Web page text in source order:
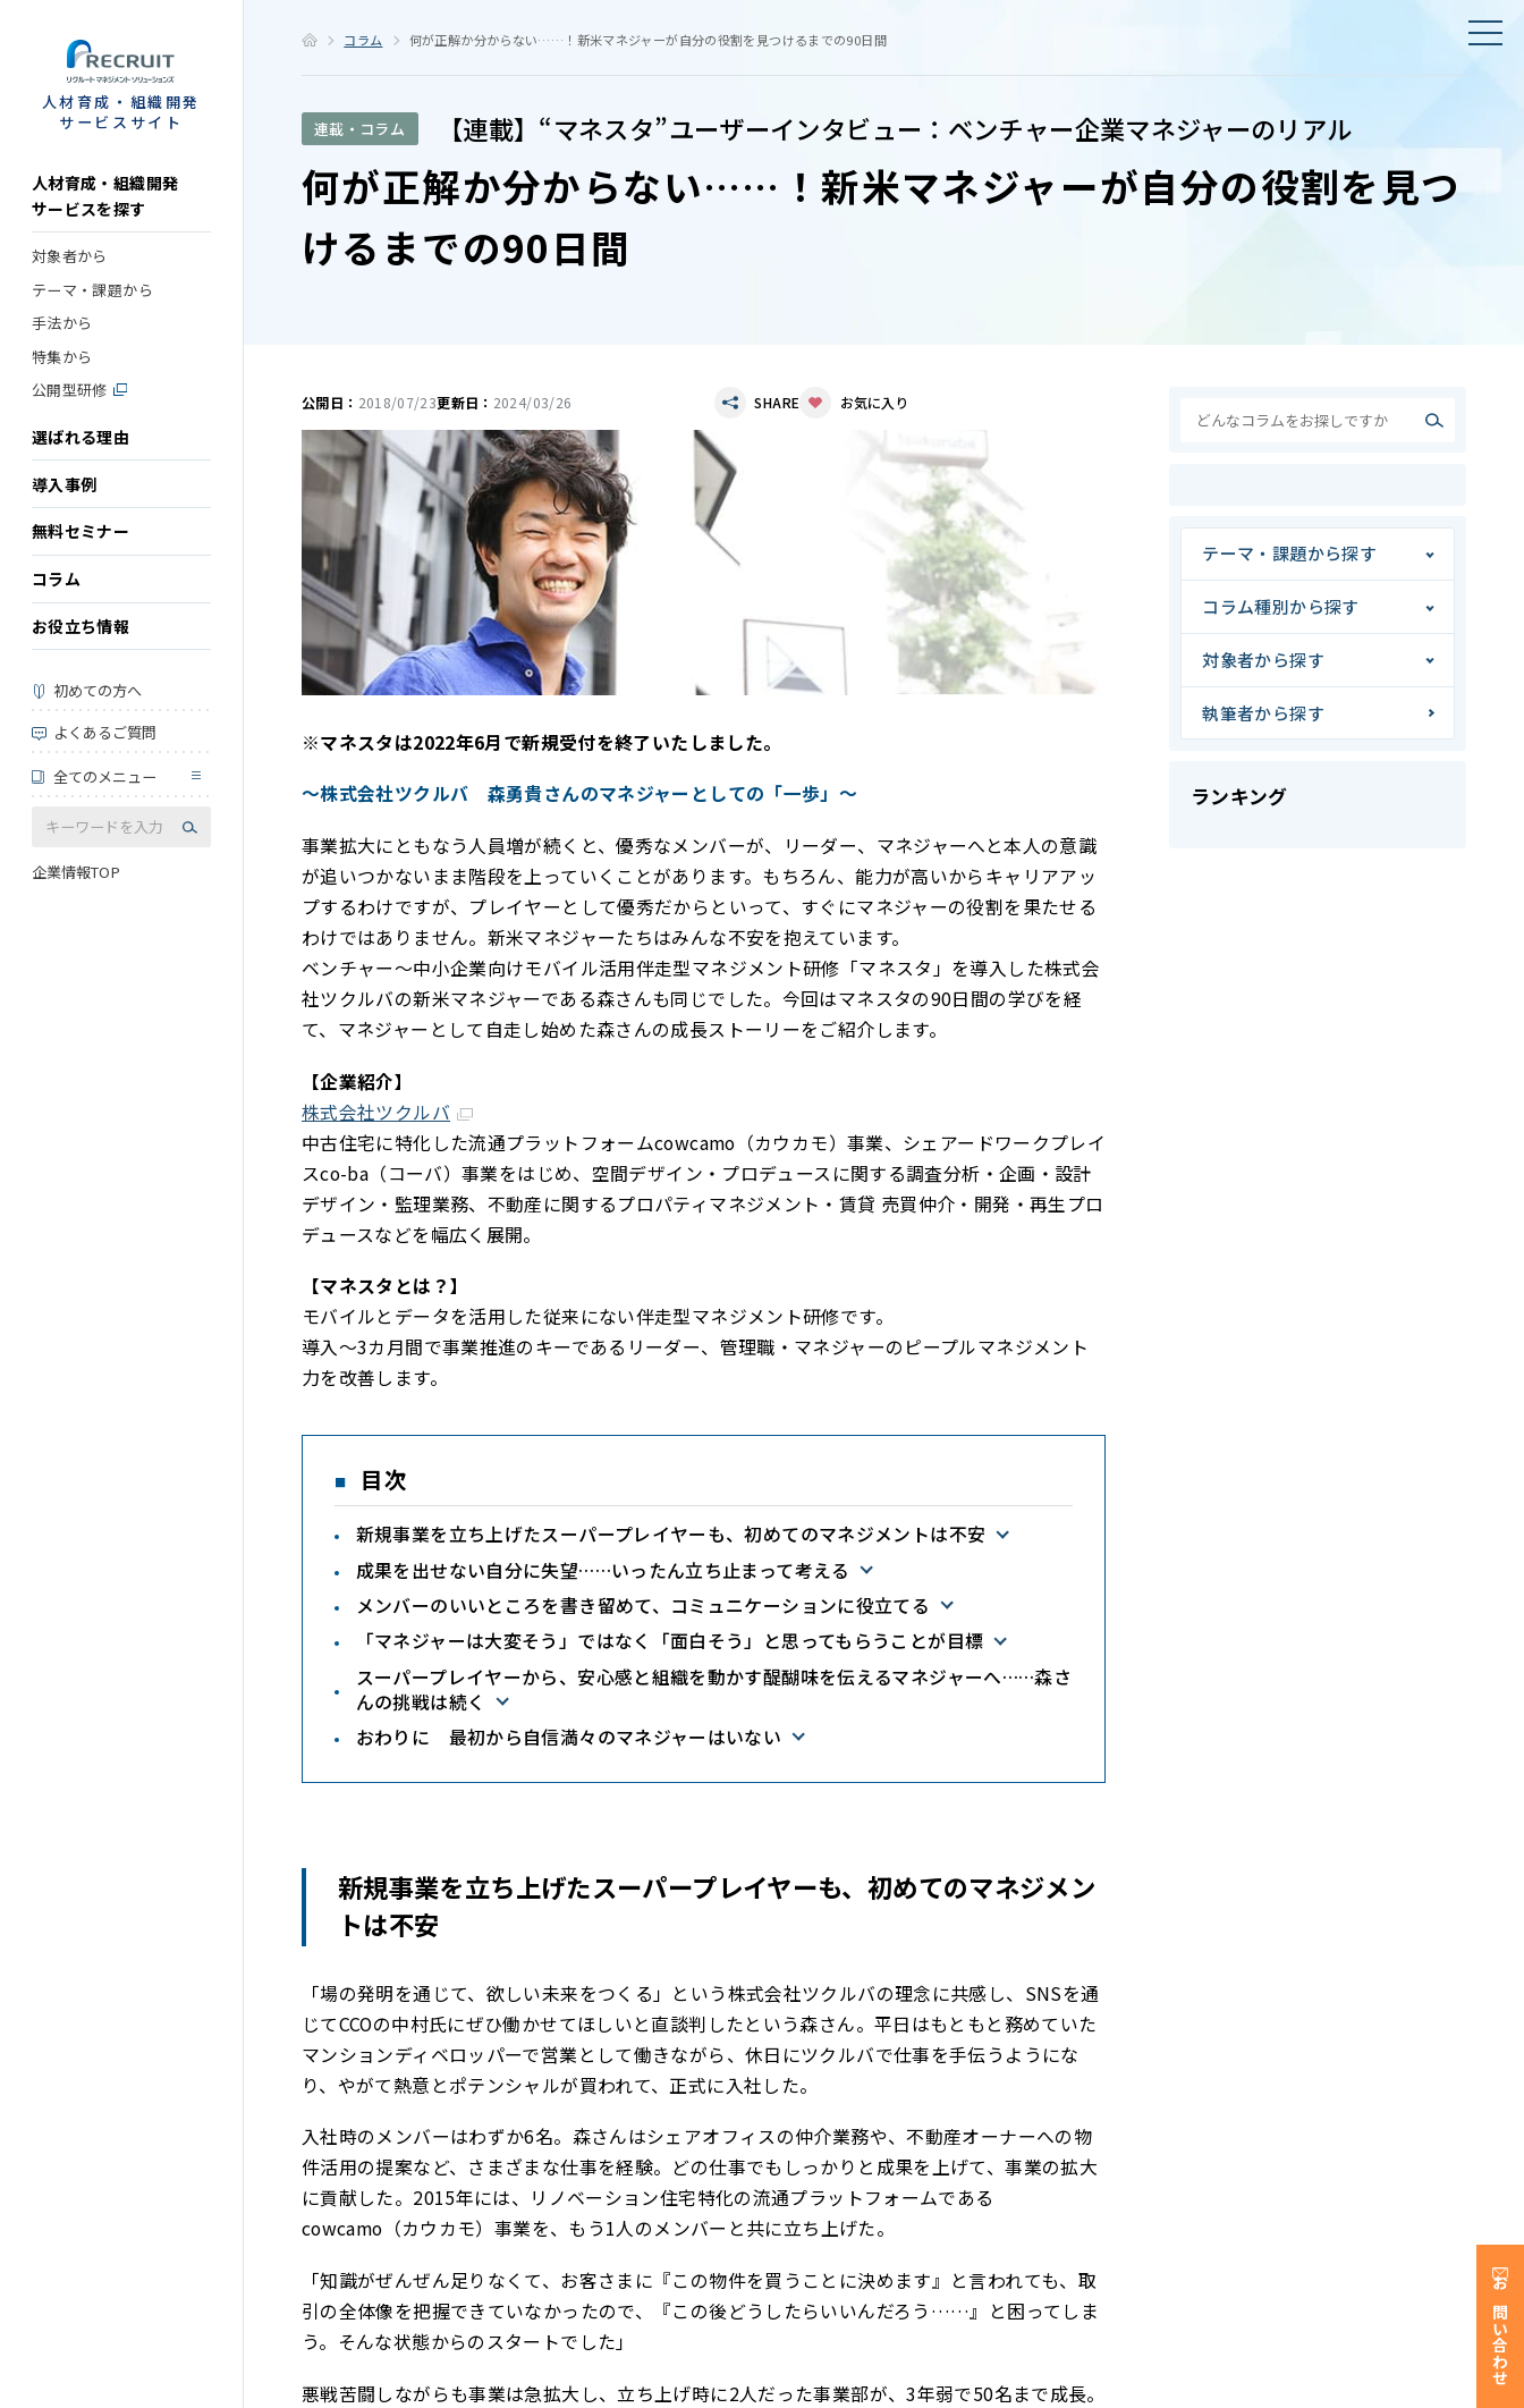
人材育成・組織開発
サービスサイト
人材育成・組織開発
サービスを探す
対象者から
テーマ・課題から
手法から
特集から
公開型研修
選ばれる理由
導入事例
無料セミナー
コラム
お役立ち情報
初めての方へ
よくあるご質問
全てのメニュー
企業情報TOP
コラム 何が正解か分からない……！新米マネジャーが自分の役割を見つけるまでの90日間
連載・コラム 【連載】“マネスタ”ユーザーインタビュー：ベンチャー企業マネジャーのリアル
何が正解か分からない……！新米マネジャーが自分の役割を見つ
けるまでの90日間
公開日： 2018/07/23更新日： 2024/03/26 SHARE お気に入り
※マネスタは2022年6月で新規受付を終了いたしました。
～株式会社ツクルバ 森勇貴さんのマネジャーとしての「一歩」～
事業拡大にともなう人員増が続くと、優秀なメンバーが、リーダー、マネジャーへと本人の意識
が追いつかないまま階段を上っていくことがあります。もちろん、能力が高いからキャリアアッ
プするわけですが、プレイヤーとして優秀だからといって、すぐにマネジャーの役割を果たせる
わけではありません。新米マネジャーたちはみんな不安を抱えています。
ベンチャー～中小企業向けモバイル活用伴走型マネジメント研修「マネスタ」を導入した株式会
社ツクルバの新米マネジャーである森さんも同じでした。今回はマネスタの90日間の学びを経
て、マネジャーとして自走し始めた森さんの成長ストーリーをご紹介します。
【企業紹介】
株式会社ツクルバ
中古住宅に特化した流通プラットフォームcowcamo（カウカモ）事業、シェアードワークプレイ
スco-ba（コーバ）事業をはじめ、空間デザイン・プロデュースに関する調査分析・企画・設計
デザイン・監理業務、不動産に関するプロパティマネジメント・賃貸 売買仲介・開発・再生プロ
デュースなどを幅広く展開。
【マネスタとは？】
モバイルとデータを活用した従来にない伴走型マネジメント研修です。
導入～3カ月間で事業推進のキーであるリーダー、管理職・マネジャーのピープルマネジメント
力を改善します。
目次
新規事業を立ち上げたスーパープレイヤーも、初めてのマネジメントは不安
成果を出せない自分に失望……いったん立ち止まって考える
メンバーのいいところを書き留めて、コミュニケーションに役立てる
「マネジャーは大変そう」ではなく「面白そう」と思ってもらうことが目標
スーパープレイヤーから、安心感と組織を動かす醍醐味を伝えるマネジャーへ……森さ
んの挑戦は続く
おわりに 最初から自信満々のマネジャーはいない
新規事業を立ち上げたスーパープレイヤーも、初めてのマネジメン
トは不安
「場の発明を通じて、欲しい未来をつくる」という株式会社ツクルバの理念に共感し、SNSを通
じてCCOの中村氏にぜひ働かせてほしいと直談判したという森さん。平日はもともと務めていた
マンションディベロッパーで営業として働きながら、休日にツクルバで仕事を手伝うようにな
り、やがて熱意とポテンシャルが買われて、正式に入社した。
入社時のメンバーはわずか6名。森さんはシェアオフィスの仲介業務や、不動産オーナーへの物
件活用の提案など、さまざまな仕事を経験。どの仕事でもしっかりと成果を上げて、事業の拡大
に貢献した。2015年には、リノベーション住宅特化の流通プラットフォームである
cowcamo（カウカモ）事業を、もう1人のメンバーと共に立ち上げた。
「知識がぜんぜん足りなくて、お客さまに『この物件を買うことに決めます』と言われても、取
引の全体像を把握できていなかったので、『この後どうしたらいいんだろう……』と困ってしま
う。そんな状態からのスタートでした」
悪戦苦闘しながらも事業は急拡大し、立ち上げ時に2人だった事業部が、3年弱で50名まで成長。
テーマ・課題から探す
コラム種別から探す
対象者から探す
執筆者から探す
ランキング
お問い合わせ